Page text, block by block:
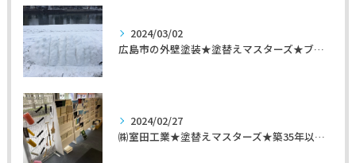
2024/03/02
広島市の外壁塗装★塗替えマスターズ★ブログ「初めて家を手入れするのに」
2024/02/27
㈱室田工業★塗替えマスターズ★築35年以上のお宅の施工事例